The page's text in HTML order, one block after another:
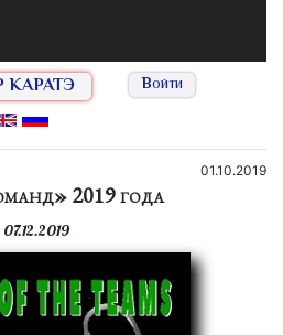
КАРАТЭ Войти
01.10.2019
2019 года
07.12.2019